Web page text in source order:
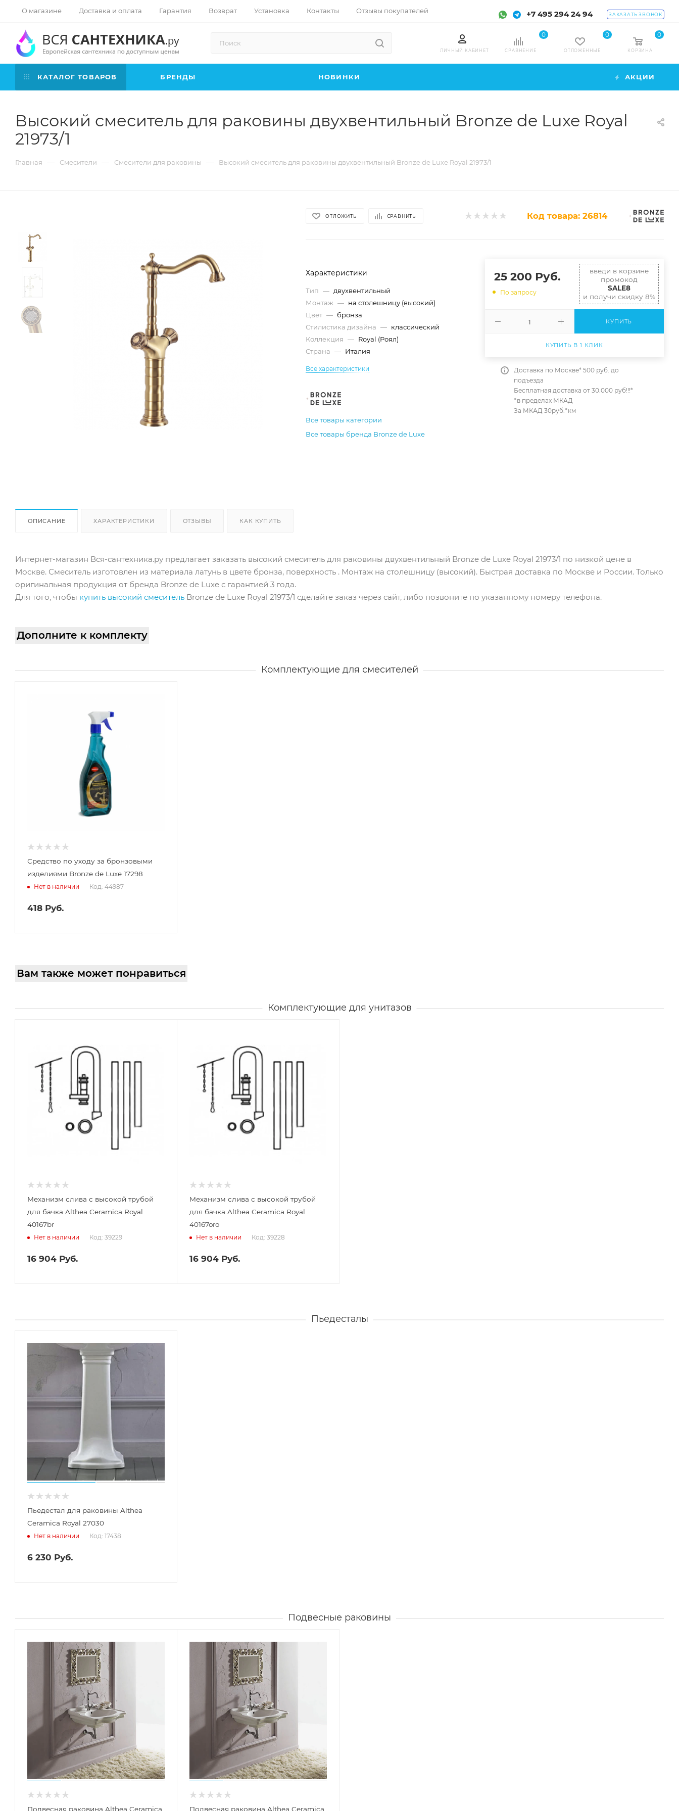
О магазине Доставка и оплата Гарантия Возврат Установка Контакты Отзывы покупателей +7 495 294 24 94 ЗАКАЗАТЬ ЗВОНОК
ЛИЧНЫЙ КАБИНЕТ СРАВНЕНИЕ
0
ОТЛОЖЕННЫЕ
0
КОРЗИНА
0
КАТАЛОГ ТОВАРОВ БРЕНДЫ НОВИНКИ АКЦИИ
Высокий смеситель для раковины двухвентильный Bronze de Luxe Royal
21973/1
Главная — Смесители — Смесители для раковины — Высокий смеситель для раковины двухвентильный Bronze de Luxe Royal 21973/1
ОТЛОЖИТЬ СРАВНИТЬ Код товара: 26814
Характеристики
Тип — двухвентильный
Монтаж — на столешницу (высокий)
Цвет — бронза
Стилистика дизайна — классический
Коллекция — Royal (Роял)
Страна — Италия
Все характеристики
Все товары категории
Все товары бренда Bronze de Luxe
25 200 Руб.
По запросу
введи в корзине
промокод
SALE8
и получи скидку 8%
КУПИТЬ
КУПИТЬ В 1 КЛИК
Доставка по Москве* 500 руб. до
подъезда
Бесплатная доставка от 30.000 руб!!!*
*в пределах МКАД
За МКАД 30руб.*км
ОПИСАНИЕ ХАРАКТЕРИСТИКИ ОТЗЫВЫ КАК КУПИТЬ
Интернет-магазин Вся-сантехника.ру предлагает заказать высокий смеситель для раковины двухвентильный Bronze de Luxe Royal 21973/1 по низкой цене в
Москве. Смеситель изготовлен из материала латунь в цвете бронза, поверхность . Монтаж на столешницу (высокий). Быстрая доставка по Москве и России. Только
оригинальная продукция от бренда Bronze de Luxe с гарантией 3 года.
Для того, чтобы купить высокий смеситель Bronze de Luxe Royal 21973/1 cделайте заказ через сайт, либо позвоните по указанному номеру телефона.
Дополните к комплекту
Комплектующие для смесителей
Средство по уходу за бронзовыми
изделиями Bronze de Luxe 17298
Нет в наличии Код: 44987
418 Руб.
Вам также может понравиться
Комплектующие для унитазов
Механизм слива с высокой трубой
для бачка Althea Ceramica Royal
40167br
Нет в наличии Код: 39229
16 904 Руб.
Механизм слива с высокой трубой
для бачка Althea Ceramica Royal
40167oro
Нет в наличии Код: 39228
16 904 Руб.
Пьедесталы
Пьедестал для раковины Althea
Ceramica Royal 27030
Нет в наличии Код: 17438
6 230 Руб.
Подвесные раковины
Подвесная раковина Althea Ceramica Подвесная раковина Althea Ceramica